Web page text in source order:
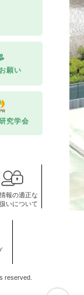
願い
究学会
報の適正な
いについて
reserved.